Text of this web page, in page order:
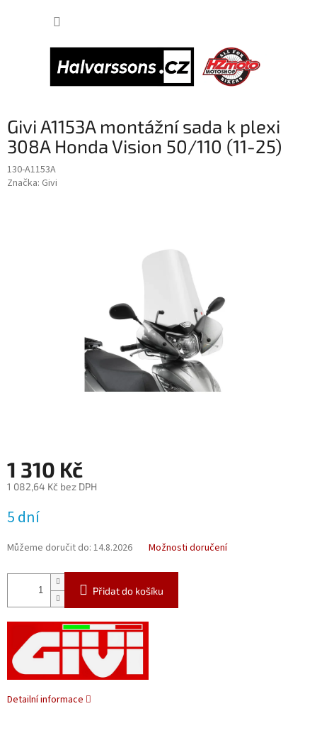
Givi A1153A montážní sada k plexi
308A Honda Vision 50/110 (11-25)
130-A1153A
Značka: Givi
1 310 Kč
1 082,64 Kč bez DPH
cena:
5 dní
Můžeme doručit do: 14.8.2026 Možnosti doručení
Přidat do košíku
Detailní informace